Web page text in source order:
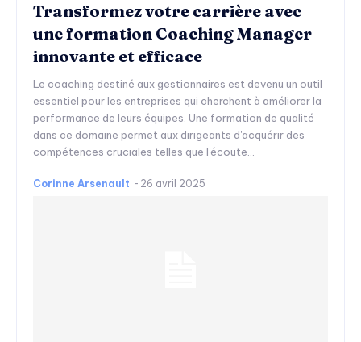
Transformez votre carrière avec
une formation Coaching Manager
innovante et efficace
Le coaching destiné aux gestionnaires est devenu un outil
essentiel pour les entreprises qui cherchent à améliorer la
performance de leurs équipes. Une formation de qualité
dans ce domaine permet aux dirigeants d'acquérir des
compétences cruciales telles que l'écoute...
Corinne Arsenault - 26 avril 2025